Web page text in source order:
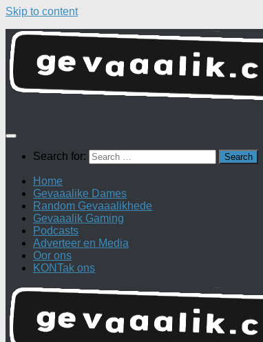
Skip to content
Search for:
Home
Gevaaalike Dames
Random Gevaaalikhede
Gevaaalik Gaming
Podcasts
Adverteer en Media
Oor ons
KONTak ons